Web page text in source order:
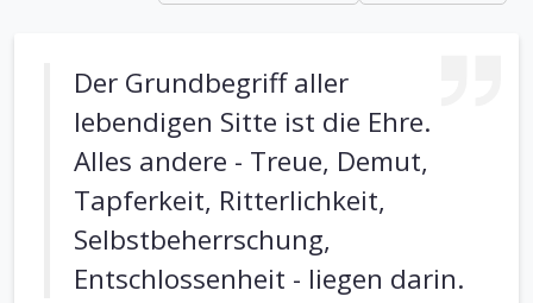
Der Grundbegriff aller
lebendigen Sitte ist die Ehre.
Alles andere - Treue, Demut,
Tapferkeit, Ritterlichkeit,
Selbstbeherrschung,
Entschlossenheit - liegen darin.